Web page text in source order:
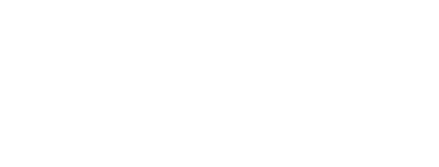
customs brokerage services